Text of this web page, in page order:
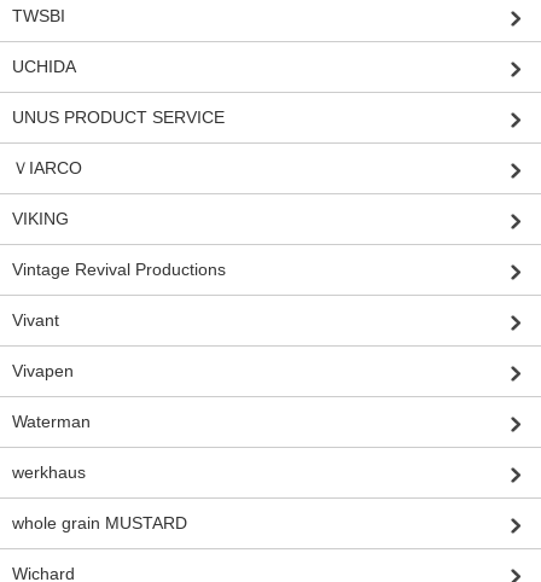
TWSBI
UCHIDA
UNUS PRODUCT SERVICE
ＶIARCO
VIKING
Vintage Revival Productions
Vivant
Vivapen
Waterman
werkhaus
whole grain MUSTARD
Wichard